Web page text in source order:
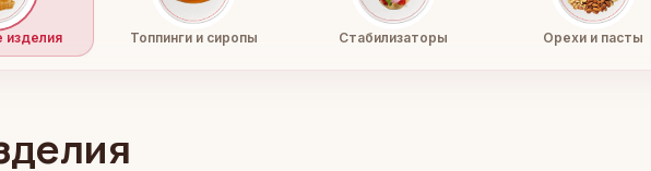
изделия Топпинги и сиропы Стабилизаторы Орехи и пасты